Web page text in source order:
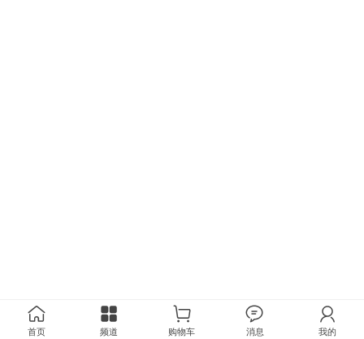
首页 频道 购物车 消息 我的